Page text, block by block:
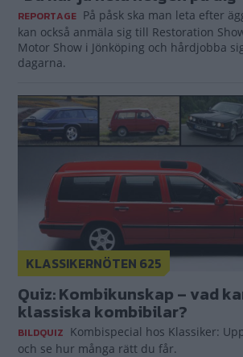
REPORTAGE På påsk ska man leta efter
kan också anmäla sig till Restoration
Motor Show i Jönköping och hårdjobba
dagarna.
KLASSIKERNÖTEN 625
Quiz: Kombikunskap – vad
klassiska kombibilar?
BILDQUIZ Kombispecial hos Klassiker:
och se hur många rätt du får.